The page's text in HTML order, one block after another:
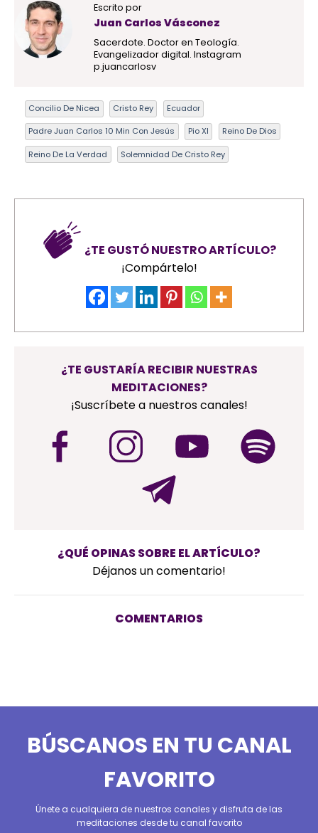
Escrito por
Juan Carlos Vásconez
Sacerdote. Doctor en Teología.
Evangelizador digital. Instagram
p.juancarlosv
Concilio De Nicea Cristo Rey Ecuador
Padre Juan Carlos 10 Min Con Jesús Pio XI Reino De Dios
Reino De La Verdad Solemnidad De Cristo Rey
¿TE GUSTÓ NUESTRO ARTÍCULO?
¡Compártelo!
¿TE GUSTARÍA RECIBIR NUESTRAS
MEDITACIONES?
¡Suscríbete a nuestros canales!
¿QUÉ OPINAS SOBRE EL ARTÍCULO?
Déjanos un comentario!
COMENTARIOS
BÚSCANOS EN TU CANAL
FAVORITO
Únete a cualquiera de nuestros canales y disfruta de las
meditaciones desde tu canal favorito